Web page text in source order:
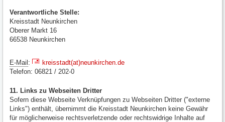
Verantwortliche Stelle:
Kreisstadt Neunkirchen
Oberer Markt 16
66538 Neunkirchen
E-Mail:
kreisstadt(at)neunkirchen.de
Telefon: 06821 / 202-0
11. Links zu Webseiten Dritter
Sofern diese Webseite Verknüpfungen zu Webseiten Dritter ("externe
Links") enthält, übernimmt die Kreisstadt Neunkirchen keine Gewähr
für möglicherweise rechtsverletzende oder rechtswidrige Inhalte auf